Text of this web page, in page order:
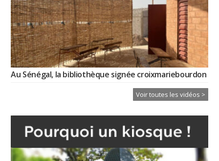
Au Sénégal, la bibliothèque signée croixmariebourdon
Voir toutes les vidéos >